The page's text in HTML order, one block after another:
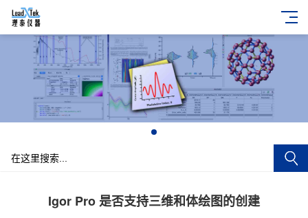
Igor Pro 是否支持三维和体绘图的创建